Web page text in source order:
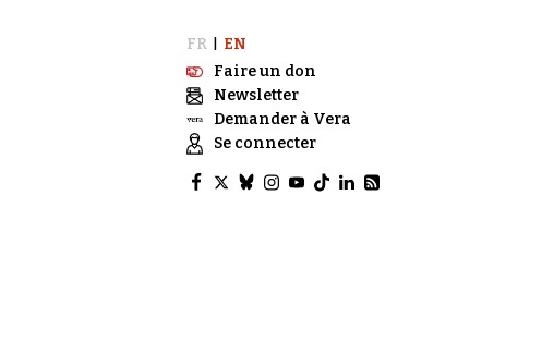
FR
EN
Faire un don
Newsletter
Demander à Vera
Se connecter